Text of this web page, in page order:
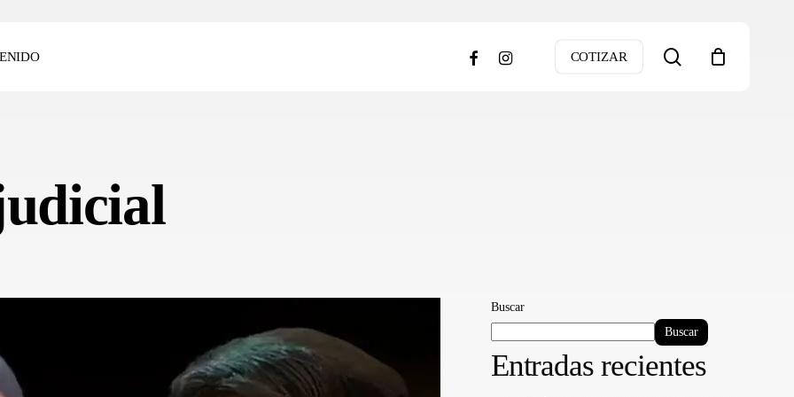
COTIZAR search
facebookinstagram
Buscar
Buscar
Entradas recientes